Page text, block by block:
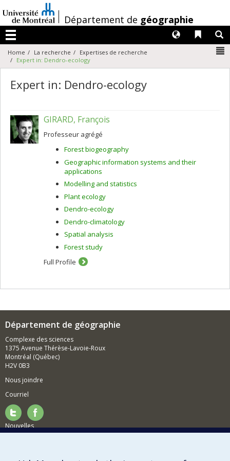
au
contenu
/Département de géographie
Menu
Liens
Langues
Home La recherche
Expertises de recherche
Expert in: Dendro-ecology
Expert in: Dendro-ecology
GIRARD, François
Professeur agrégé
Forest biogeography
Geographic information systems and their
applications
Modelling and statistics
Plant ecology
Dendro-ecology
Dendro-climatology
Spatial analysis
Forest study
Full Profile
Département de géographie
Complexe des sciences
1375 Avenue Thérèse-Lavoie-Roux
Montréal (Québec)
H2V 0B3
Nous joindre
Courriel
Nouvelles
Comment soutenir le Département?